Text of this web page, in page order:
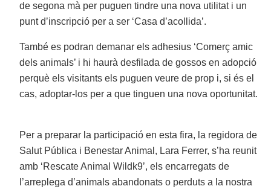
de segona mà per puguen tindre una nova utilitat i un
punt d’inscripció per a ser ‘Casa d’acollida’.
També es podran demanar els adhesius ‘Comerç amic
dels animals’ i hi haurà desfilada de gossos en adopció
perquè els visitants els puguen veure de prop i, si és el
cas, adoptar-los per a que tinguen una nova oportunitat.
Per a preparar la participació en esta fira, la regidora de
Salut Pública i Benestar Animal, Lara Ferrer, s’ha reunit
amb ‘Rescate Animal Wildk9’, els encarregats de
l’arreplega d’animals abandonats o perduts a la nostra